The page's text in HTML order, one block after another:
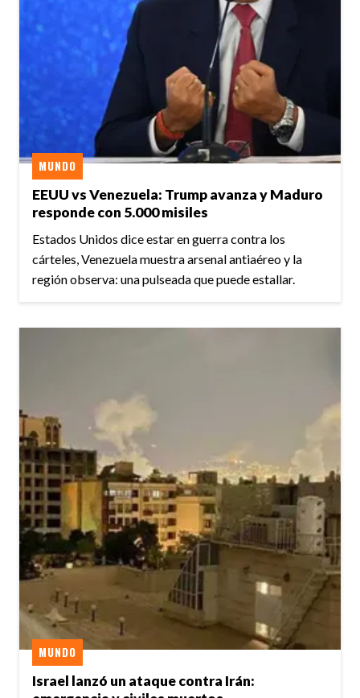
EEUU vs Venezuela: Trump avanza y Maduro
responde con 5.000 misiles
MUNDO
Estados Unidos dice estar en guerra contra los
cárteles, Venezuela muestra arsenal antiaéreo y la
región observa: una pulseada que puede estallar.
Israel lanzó un ataque contra Irán:
MUNDO